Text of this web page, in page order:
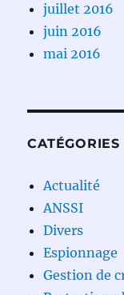
juillet 2016
juin 2016
mai 2016
CATÉGORIES
Actualité
ANSSI
Divers
Espionnage
Gestion de